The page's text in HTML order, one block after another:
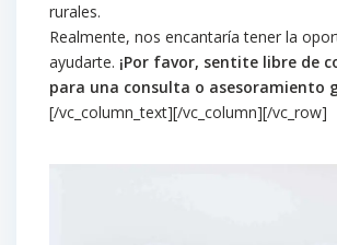
rurales.
Realmente, nos encantaría tener la
ayudarte. ¡Por favor, sentite libre de
para una consulta o asesoramiento
[/vc_column_text][/vc_column][/vc_row]